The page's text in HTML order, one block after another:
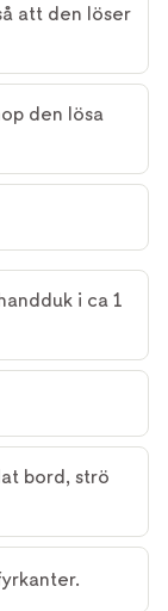
att den löser
den lösa
i ca 1
bord, strö